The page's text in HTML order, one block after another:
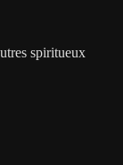
spiritueux